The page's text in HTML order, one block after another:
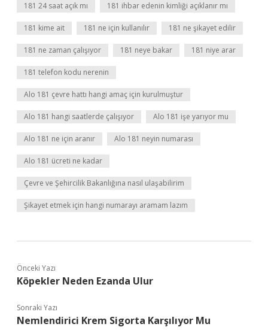
181 24 saat açık mı 181 ihbar edenin kimliği açıklanır mı
181 kime ait 181 ne için kullanılır 181 ne şikayet edilir
181 ne zaman çalışıyor 181 neye bakar 181 niye arar
181 telefon kodu nerenin
Alo 181 çevre hattı hangi amaç için kurulmuştur
Alo 181 hangi saatlerde çalışıyor Alo 181 işe yarıyor mu
Alo 181 ne için aranır Alo 181 neyin numarası
Alo 181 ücreti ne kadar
Çevre ve Şehircilik Bakanlığına nasıl ulaşabilirim
Şikayet etmek için hangi numarayı aramam lazım
Önceki Yazı
Köpekler Neden Ezanda Ulur
Sonraki Yazı
Nemlendirici Krem Sigorta Karşılıyor Mu